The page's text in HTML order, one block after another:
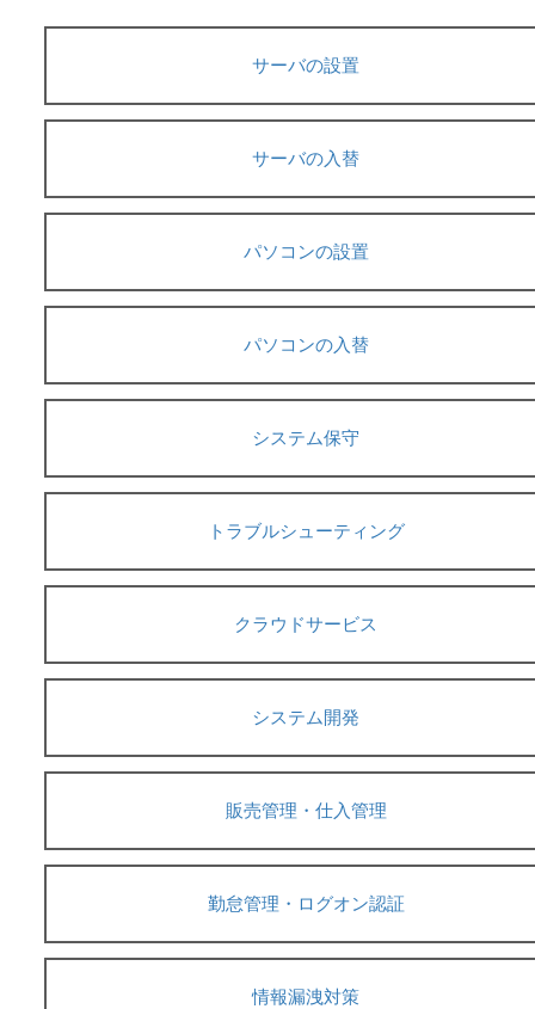
サーバの設置
サーバの入替
パソコンの設置
パソコンの入替
システム保守
トラブルシューティング
クラウドサービス
システム開発
販売管理・仕入管理
勤怠管理・ログオン認証
情報漏洩対策